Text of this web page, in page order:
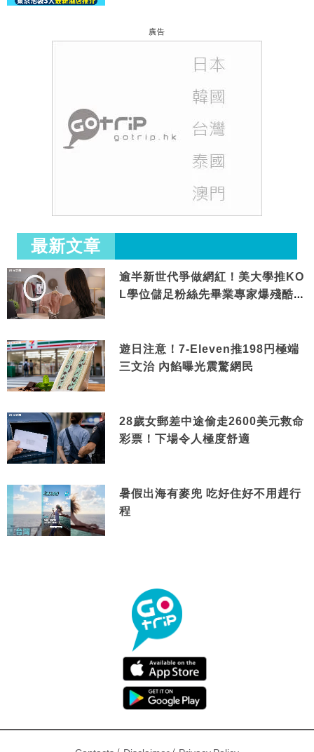
廣告
最新文章
逾半新世代爭做網紅！美大學推KO
L學位儲足粉絲先畢業專家爆殘酷現
遊日注意！7-Eleven推198円極端
三文治 內餡曝光震驚網民
28歲女郵差中途偷走2600美元救命
彩票！下場令人極度舒適
暑假出海有麥兜 吃好住好不用趕行
程